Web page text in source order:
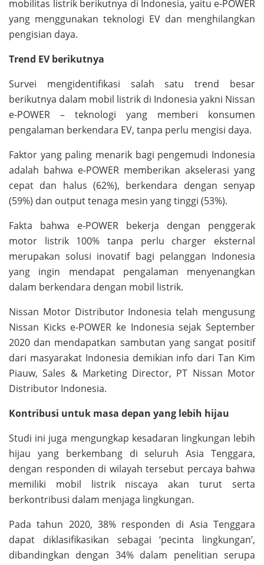
mobilitas listrik berikutnya di Indonesia, yaitu e-POWER
yang menggunakan teknologi EV dan menghilangkan
pengisian daya.
Trend EV berikutnya
Survei mengidentifikasi salah satu trend besar
berikutnya dalam mobil listrik di Indonesia yakni Nissan
e-POWER – teknologi yang memberi konsumen
pengalaman berkendara EV, tanpa perlu mengisi daya.
Faktor yang paling menarik bagi pengemudi Indonesia
adalah bahwa e-POWER memberikan akselerasi yang
cepat dan halus (62%), berkendara dengan senyap
(59%) dan output tenaga mesin yang tinggi (53%).
Fakta bahwa e-POWER bekerja dengan penggerak
motor listrik 100% tanpa perlu charger eksternal
merupakan solusi inovatif bagi pelanggan Indonesia
yang ingin mendapat pengalaman menyenangkan
dalam berkendara dengan mobil listrik.
Nissan Motor Distributor Indonesia telah mengusung
Nissan Kicks e-POWER ke Indonesia sejak September
2020 dan mendapatkan sambutan yang sangat positif
dari masyarakat Indonesia demikian info dari Tan Kim
Piauw, Sales & Marketing Director, PT Nissan Motor
Distributor Indonesia.
Kontribusi untuk masa depan yang lebih hijau
Studi ini juga mengungkap kesadaran lingkungan lebih
hijau yang berkembang di seluruh Asia Tenggara,
dengan responden di wilayah tersebut percaya bahwa
memiliki mobil listrik niscaya akan turut serta
berkontribusi dalam menjaga lingkungan.
Pada tahun 2020, 38% responden di Asia Tenggara
dapat diklasifikasikan sebagai ‘pecinta lingkungan’,
dibandingkan dengan 34% dalam penelitian serupa